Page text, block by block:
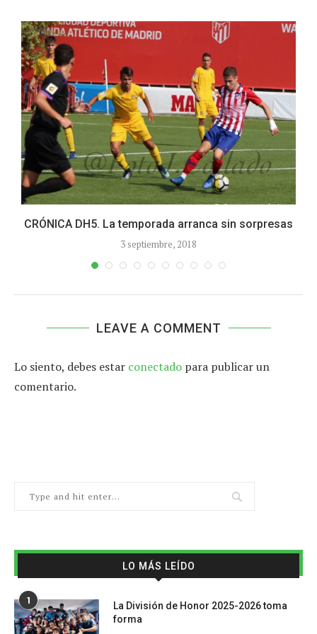
CRÓNICA DH5. La temporada arranca sin sorpresas
3 septiembre, 2018
LEAVE A COMMENT
Lo siento, debes estar conectado para publicar un
comentario.
LO MÁS LEÍDO
1
La División de Honor 2025-2026 toma
forma